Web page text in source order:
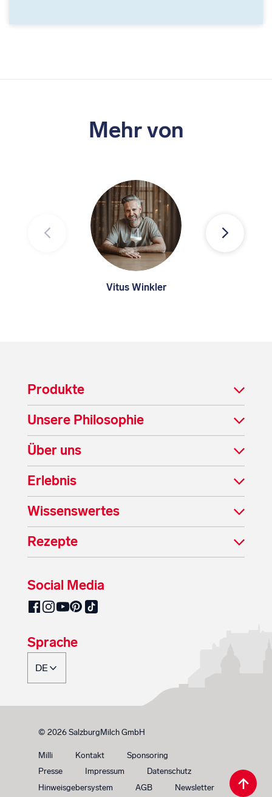
Mehr von
Vitus Winkler
Produkte
Unsere Philosophie
Über uns
Erlebnis
Wissenswertes
Rezepte
Social Media
SalzburgMilch auf Facebook
SalzburgMilch auf Instagram
SalzburgMilch auf YouTube
SalzburgMilch auf Pinterest
SalzburgMilch auf TikTok
Sprache
© 2026 SalzburgMilch GmbH
Milli Kontakt
Sponsoring
Presse
Impressum
Datenschutz
Hinweisgebersystem
AGB Newsletter